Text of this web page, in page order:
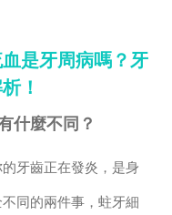
血是牙周病嗎？牙
！
什麼不同？
牙齒正在發炎，是身
同的兩件事，蛀牙細